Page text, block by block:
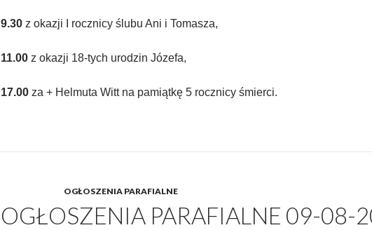
9.30 z okazji I rocznicy ślubu Ani i Tomasza,
11.00z okazji 18-tych urodzin Józefa,
17.00 za + Helmuta Witt na pamiątkę 5 rocznicy śmierci.
OGŁOSZENIA PARAFIALNE
OGŁOSZENIA PARAFIALNE 09-